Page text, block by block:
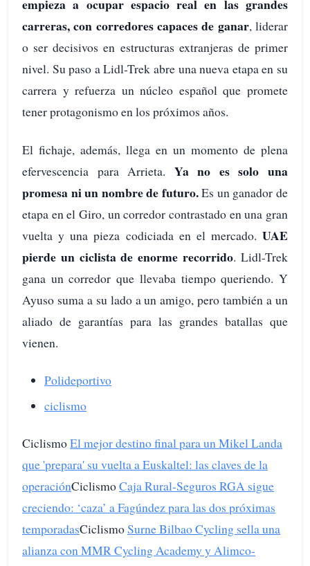
empieza a ocupar espacio real en las grandes
carreras, con corredores capaces de ganar, liderar
o ser decisivos en estructuras extranjeras de primer
nivel. Su paso a Lidl-Trek abre una nueva etapa en su
carrera y refuerza un núcleo español que promete
tener protagonismo en los próximos años.
El fichaje, además, llega en un momento de plena
efervescencia para Arrieta. Ya no es solo una
promesa ni un nombre de futuro.Es un ganador de
etapa en el Giro, un corredor contrastado en una gran
vuelta y una pieza codiciada en el mercado. UAE
pierde un ciclista de enorme recorrido. Lidl-Trek
gana un corredor que llevaba tiempo queriendo. Y
Ayuso suma a su lado a un amigo, pero también a un
aliado de garantías para las grandes batallas que
vienen.
Polideportivo
ciclismo
CiclismoEl mejor destino final para un Mikel Landa
que 'prepara' su vuelta a Euskaltel: las claves de la
operaciónCiclismoCaja Rural-Seguros RGA sigue
creciendo: ‘caza’ a Fagúndez para las dos próximas
temporadasCiclismoSurne Bilbao Cycling sella una
alianza con MMR Cycling Academy y Alimco-